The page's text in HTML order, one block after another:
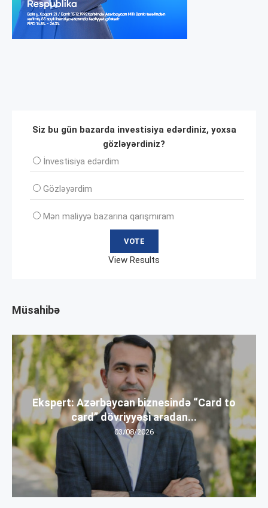
Siz bu gün bazarda investisiya edərdiniz, yoxsa
gözləyərdiniz?
İnvеstisiya edərdim
Gözləyərdim
Mən maliyyə bazarına qarışmıram
View Results
Müsahibə
Ekspert: Azərbaycan biznesində “Card to
card” dövriyyəsi aradan...
03/08/2026